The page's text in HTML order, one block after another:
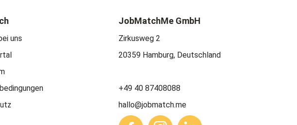
uns
JobMatchMe GmbH
Zirkusweg 2
20359 Hamburg, Deutschland
+49 40 87408088
hallo@jobmatch.me